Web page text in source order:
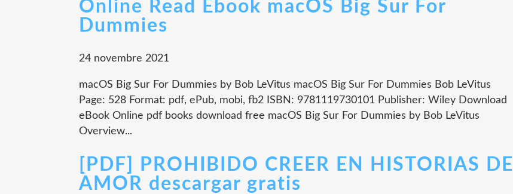
Online Read Ebook macOS Big Sur For
Dummies
24 novembre 2021
macOS Big Sur For Dummies by Bob LeVitus macOS Big Sur For Dummies Bob LeVitus
Page: 528 Format: pdf, ePub, mobi, fb2 ISBN: 9781119730101 Publisher: Wiley Download
eBook Online pdf books download free macOS Big Sur For Dummies by Bob LeVitus
Overview...
[PDF] PROHIBIDO CREER EN HISTORIAS DE
AMOR descargar gratis